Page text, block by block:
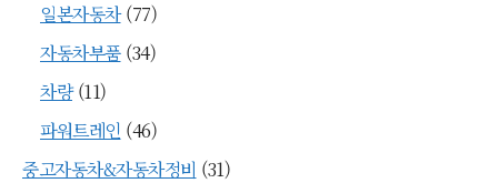
일본자동차(77)
자동차부품(34)
차량(11)
파워트레인 (46)
중고자동차&자동차정비 (31)